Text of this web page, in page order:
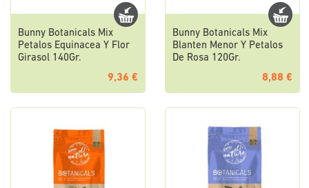
Bunny Botanicals Mix
Petalos Equinacea Y Flor
Girasol 140Gr.
9,36 €
Bunny Botanicals Mix
Blanten Menor Y Petalos
De Rosa 120Gr.
8,88 €